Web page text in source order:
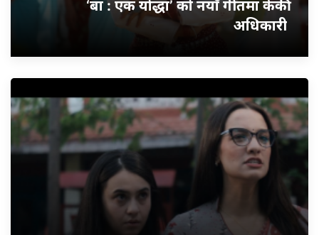
‘बा : एक योद्धा’ को नयाँ गीतमा केकी
अधिकारी